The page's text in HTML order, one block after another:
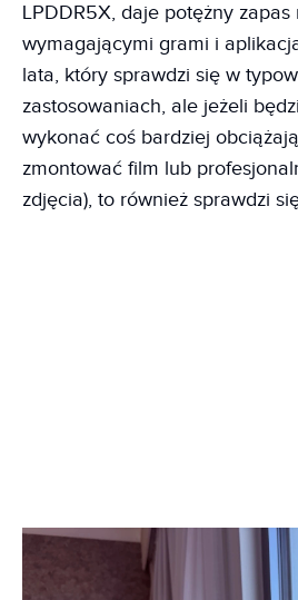
LPDDR5X, daje potężny zapas
wymagającymi grami i
lata, który sprawdzi się w
zastosowaniach, ale jeżeli
wykonać coś bardziej
zmontować film lub
zdjęcia), to również sprawdzi